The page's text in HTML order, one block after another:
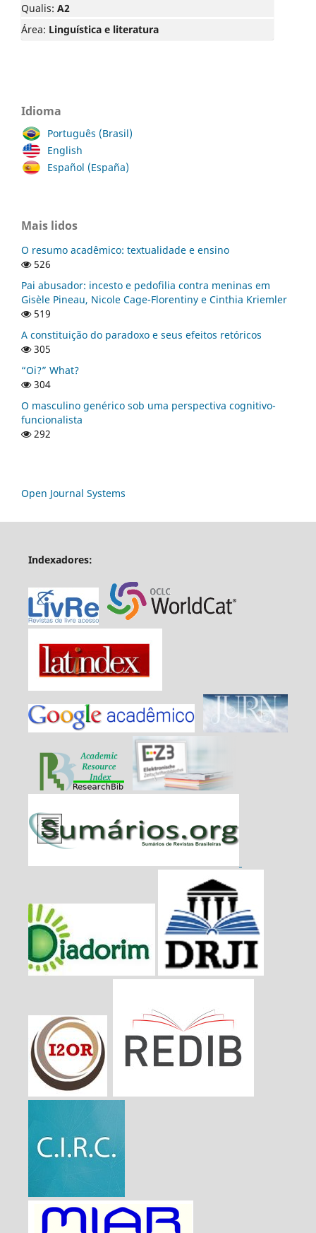
Qualis: A2
Área: Linguística e literatura
Idioma
Português (Brasil)
English
Español (España)
Mais lidos
O resumo acadêmico: textualidade e ensino
526
Pai abusador: incesto e pedofilia contra meninas em
Gisèle Pineau, Nicole Cage-Florentiny e Cinthia Kriemler
519
A constituição do paradoxo e seus efeitos retóricos
305
“Oi?” What?
304
O masculino genérico sob uma perspectiva cognitivo-
funcionalista
292
Open Journal Systems
Indexadores: